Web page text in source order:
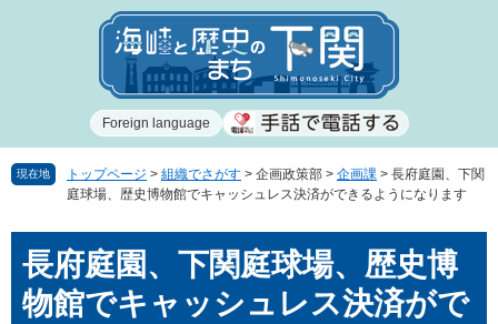
で
ば
Foreign language
現在地 トップページ > 組織でさがす > 企画政策部 > 企画課 > 長府庭園、下関
庭球場、歴史博物館でキャッシュレス決済ができるようになります
文長府庭園、下関庭球場、歴史博
物館でキャッシュレス決済がで